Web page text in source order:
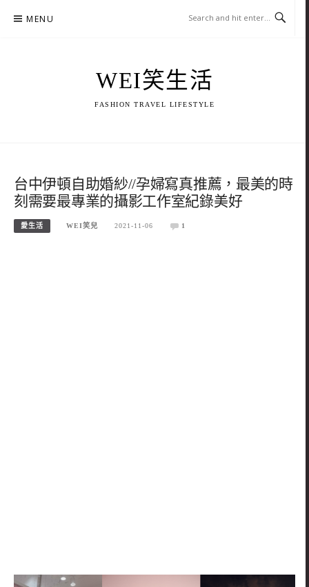
MENU
WEI笑生活
FASHION TRAVEL LIFESTYLE
台中伊頓自助婚紗//孕婦寫真推薦，最美的時
刻需要最專業的攝影工作室紀錄美好
愛生活 WEI笑兒 2021-11-06 1